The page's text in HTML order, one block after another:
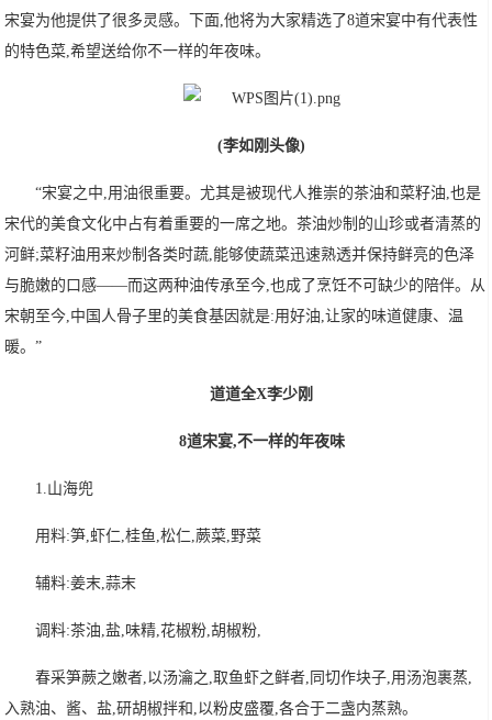
宋宴为他提供了很多灵感。下面,他将为大家精选了8道宋宴中有代表性
的特色菜,希望送给你不一样的年夜味。
(李如刚头像)
“宋宴之中,用油很重要。尤其是被现代人推崇的茶油和菜籽油,也是
宋代的美食文化中占有着重要的一席之地。茶油炒制的山珍或者清蒸的
河鲜;菜籽油用来炒制各类时蔬,能够使蔬菜迅速熟透并保持鲜亮的色泽
与脆嫩的口感——而这两种油传承至今,也成了烹饪不可缺少的陪伴。从
宋朝至今,中国人骨子里的美食基因就是:用好油,让家的味道健康、温
暖。”
道道全X李少刚
8道宋宴,不一样的年夜味
1.山海兜
用料:笋,虾仁,桂鱼,松仁,蕨菜,野菜
辅料:姜末,蒜末
调料:茶油,盐,味精,花椒粉,胡椒粉,
春采笋蕨之嫩者,以汤瀹之,取鱼虾之鲜者,同切作块子,用汤泡裹蒸,
入熟油、酱、盐,研胡椒拌和,以粉皮盛覆,各合于二盏内蒸熟。